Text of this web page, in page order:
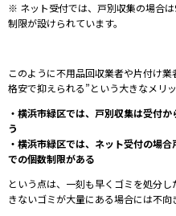
※ ネット受付では、戸別収集の場合
制限が設けられています。
このように不用品回収業者や片付け
格安で抑えられる”という大きなメリ
・横浜市緑区では、戸別収集は受付
う
・横浜市緑区では、ネット受付の場合
での個数制限がある
という点は、一刻も早くゴミを処分
きないゴミが大量にある場合には不向